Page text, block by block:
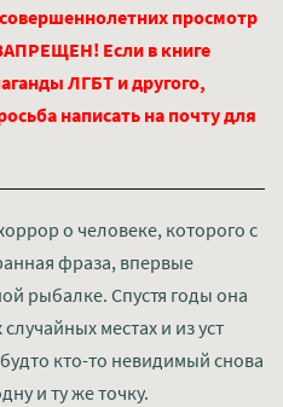
просмотр
Если в книге
ЛГБТ и другого,
написать на почту для
о человеке, которого с
фраза, впервые
рыбалке. Спустя годы она
местах и из уст
кто-то невидимый снова
и ту же точку.